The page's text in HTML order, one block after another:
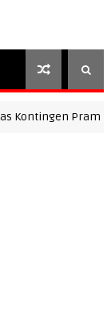
Pramuka